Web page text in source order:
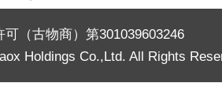
（古物商）第301039603246
Holdings Co.,Ltd. All Rights